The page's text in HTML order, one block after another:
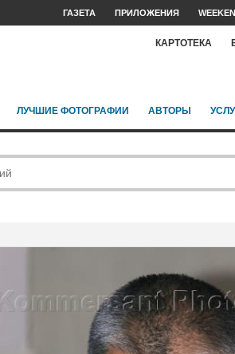
ГАЗЕТА ПРИЛОЖЕНИЯ
КАРТОТЕКА
ЛУЧШИЕ ФОТОГРАФИИ АВТОРЫ